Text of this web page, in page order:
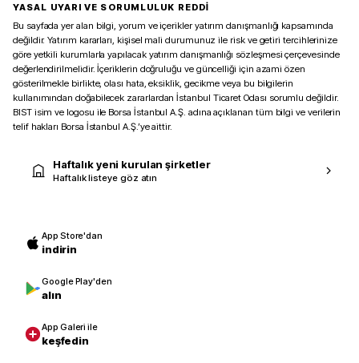
YASAL UYARI VE SORUMLULUK REDDİ
Bu sayfada yer alan bilgi, yorum ve içerikler yatırım danışmanlığı kapsamında
değildir. Yatırım kararları, kişisel mali durumunuz ile risk ve getiri tercihlerinize
göre yetkili kurumlarla yapılacak yatırım danışmanlığı sözleşmesi çerçevesinde
değerlendirilmelidir. İçeriklerin doğruluğu ve güncelliği için azami özen
gösterilmekle birlikte, olası hata, eksiklik, gecikme veya bu bilgilerin
kullanımından doğabilecek zararlardan İstanbul Ticaret Odası sorumlu değildir.
BIST isim ve logosu ile Borsa İstanbul A.Ş. adına açıklanan tüm bilgi ve verilerin
telif hakları Borsa İstanbul A.Ş.’ye aittir.
Haftalık yeni kurulan şirketler
Haftalık listeye göz atın
App Store'dan
indirin
Google Play'den
alın
App Galeri ile
keşfedin